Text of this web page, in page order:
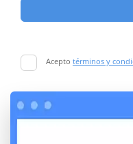
Acepto términos y